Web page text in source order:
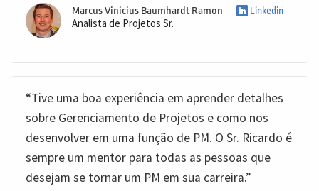
Marcus Vinicius Baumhardt Ramon Linkedin
Analista de Projetos Sr.
“Tive uma boa experiência em aprender detalhes
sobre Gerenciamento de Projetos e como nos
desenvolver em uma função de PM. O Sr. Ricardo é
sempre um mentor para todas as pessoas que
desejam se tornar um PM em sua carreira.”